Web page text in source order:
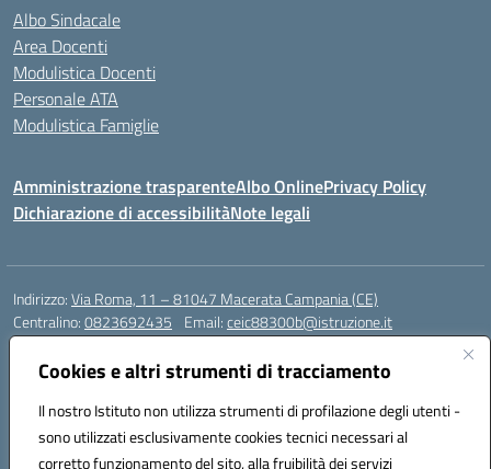
Cookies e altri strumenti di tracciamento
Il nostro Istituto non utilizza strumenti di profilazione degli utenti -
sono utilizzati esclusivamente cookies tecnici necessari al
corretto funzionamento del sito, alla fruibilità dei servizi
Albo Sindacale
Area Docenti
Modulistica Docenti
Personale ATA
Modulistica Famiglie
Amministrazione trasparenteAlbo OnlinePrivacy Policy
Dichiarazione di accessibilitàNote legali
Indirizzo:Via Roma, 11 – 81047 Macerata Campania (CE)
Centralino:0823692435 Email:ceic88300b@istruzione.it
Posta elettronica certificata (PEC):
Codice fiscale: 94017830616
Codice meccanografico:CEIC88300B
DPO Esempio Antonio